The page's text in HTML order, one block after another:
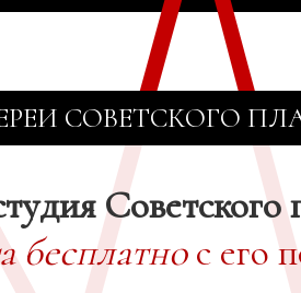
СОВЕТСКОГО
Советского
бесплатнос его